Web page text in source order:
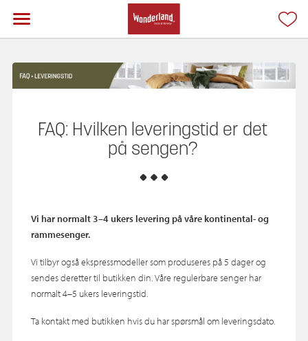
FAQ: Hvilken leveringstid er det
på sengen?
Vi har normalt 3–4 ukers levering på våre kontinental- og
rammesenger.
Vi tilbyr også ekspressmodeller som produseres på 5 dager og
sendes deretter til butikken din. Våre regulerbare senger har
normalt 4–5 ukers leveringstid.
Ta kontakt med butikken hvis du har spørsmål om leveringsdato.